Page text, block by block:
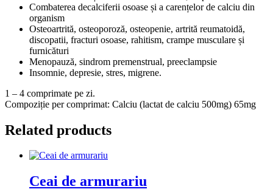
Combaterea decalciferii osoase și a carențelor de calciu din
organism
Osteoartrită, osteoporoză, osteopenie, artrită reumatoidă,
discopatii, fracturi osoase, rahitism, crampe musculare și
furnicături
Menopauză, sindrom premenstrual, preeclampsie
Insomnie, depresie, stres, migrene.
1 – 4 comprimate pe zi.
Compoziție per comprimat: Calciu (lactat de calciu 500mg) 65mg
Related products
Ceai de armurariu